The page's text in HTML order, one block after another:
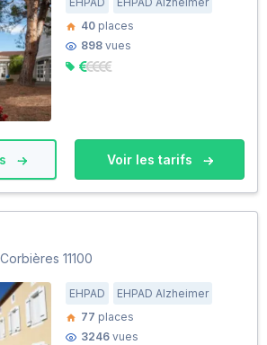
40 places
898 vues
Voir les tarifs
11100
EHPAD
EHPAD Alzheimer
77 places
3246 vues